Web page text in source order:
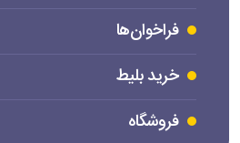
فراخوان‌ها
خرید بلیط
فروشگاه